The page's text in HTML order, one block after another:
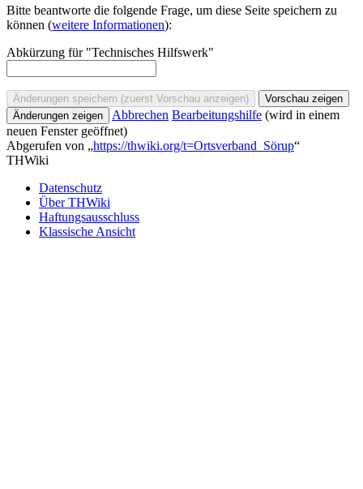
Bitte beantworte die folgende Frage, um diese Seite speichern zu
können (weitere Informationen):
Abkürzung für "Technisches Hilfswerk"
Abbrechen Bearbeitungshilfe (wird in einem
neuen Fenster geöffnet)
Abgerufen von „https://thwiki.org/t=Ortsverband_Sörup“
THWiki
Datenschutz
Über THWiki
Haftungsausschluss
Klassische Ansicht